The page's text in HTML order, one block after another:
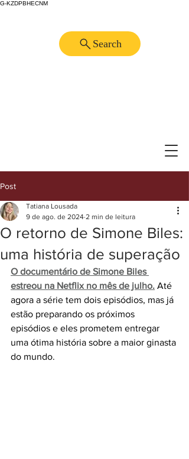
G-KZDPBHECNM
Search
Post
O retorno de Simone Biles:
uma história de superação
Tatiana Lousada
9 de ago. de 2024 2 min de leitura
O documentário de Simone Biles
estreou na Netflix no mês de julho. Até
agora a série tem dois episódios, mas já
estão preparando os próximos
episódios e eles prometem entregar
uma ótima história sobre a maior ginasta
do mundo.